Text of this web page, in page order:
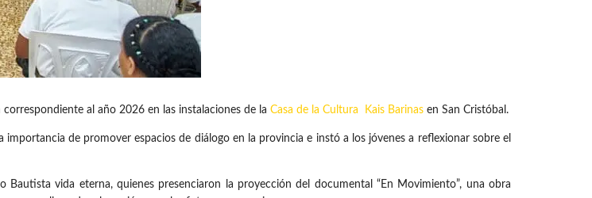
al año 2026 en las instalaciones de la Casa de la Cultura Kais Barinas en San Cristóbal.
de promover espacios de diálogo en la provincia e instó a los jóvenes a reflexionar sobre el
vida eterna, quienes presenciaron la proyección del documental “En Movimiento”, una obra